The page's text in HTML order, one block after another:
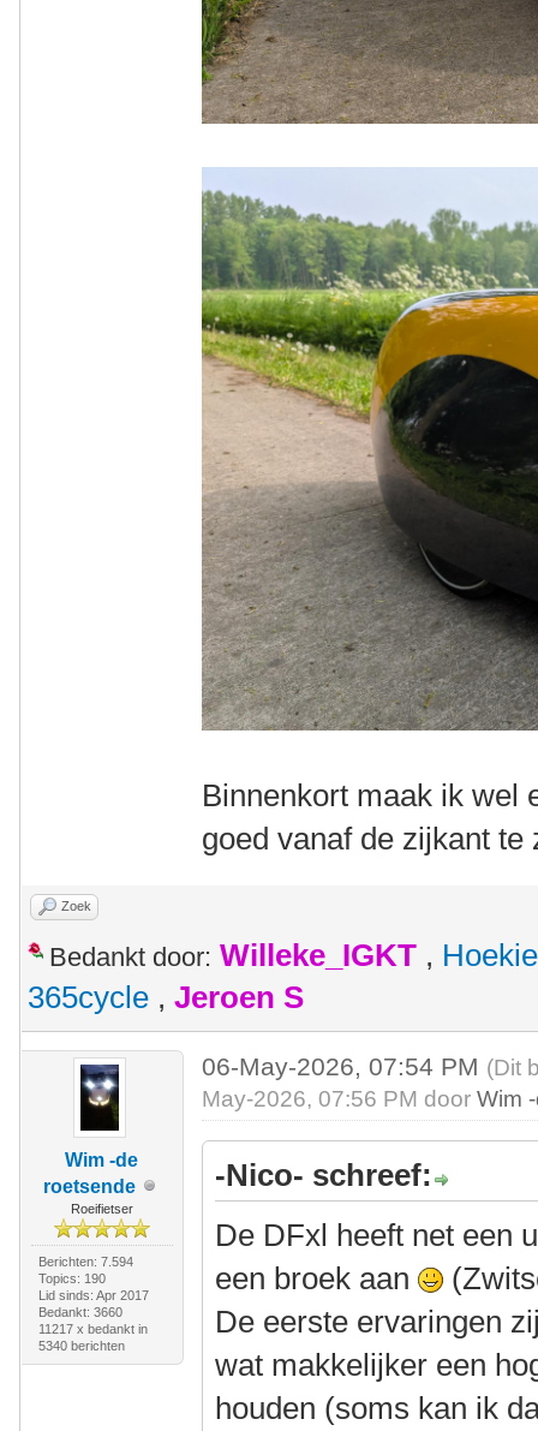
Binnenkort maak ik wel
goed vanaf de zijkant te
Zoek
Bedankt door: Willeke_IGKT , Hoekie
365cycle , Jeroen S
Wim -de
roetsende
Roeifietser
Berichten: 7.594
Topics: 190
Lid sinds: Apr 2017
Bedankt: 3660
11217 x bedankt in
5340 berichten
06-May-2026, 07:54 PM (Dit
May-2026, 07:56 PM doorWim
-Nico- schreef:
De DFxl heeft net een
een broek aan
De eerste ervaringen
wat makkelijker een
houden (soms kan ik